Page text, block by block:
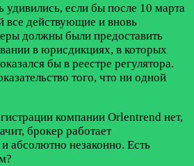
если бы после 10 марта
все действующие и вновь
должны были предоставить
в юрисдикциях, в которых
бы в реестре регулятора.
того, что ни одной
компании Orlentrend нет,
брокер работает
абсолютно незаконно. Есть